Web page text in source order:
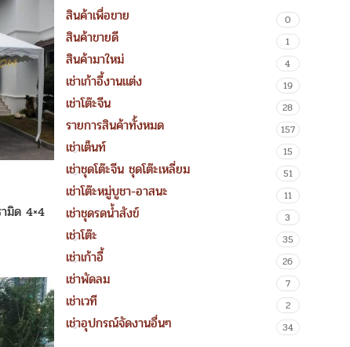
มิด 4×4
สินค้าเพื่อขาย 0
สินค้าขายดี 1
สินค้ามาใหม่ 4
เช่าเก้าอี้งานแต่ง 19
เช่าโต๊ะจีน 28
รายการสินค้าทั้งหมด 157
เช่าเต็นท์ 15
เช่าชุดโต๊ะจีน ชุดโต๊ะเหลี่ยม 51
เช่าโต๊ะหมู่บูชา-อาสนะ 11
เช่าชุดรดน้ำสังข์ 3
เช่าโต๊ะ 35
เช่าเก้าอี้ 26
เช่าพัดลม 7
เช่าเวที 2
เช่าอุปกรณ์จัดงานอื่นๆ 34